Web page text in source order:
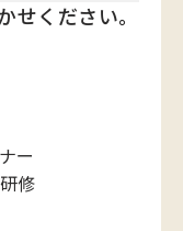
せください。
ー
修